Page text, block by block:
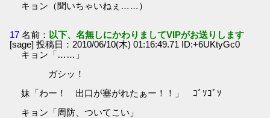
キョン（聞いちゃいねぇ……）
17 名前： 以下、名無しにかわりましてVIPがお送りします
[sage] 投稿日：2010/06/10(木) 01:16:49.71 ID:+6UKtyGc0
キョン「……」
ガシッ！
妹「わー！ 出口が塞がれたぁー！！」 ｺﾞｿｺﾞｿ
キョン「周防、ついてこい」